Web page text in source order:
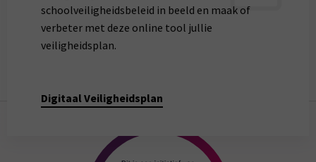
schoolveiligheidsbeleid in beeld en maak of
verbeter met deze online tool jullie
veiligheidsplan.
Digitaal Veiligheidsplan